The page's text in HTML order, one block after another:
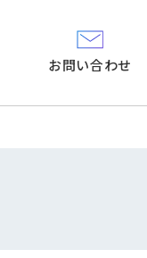
お問い合わせ